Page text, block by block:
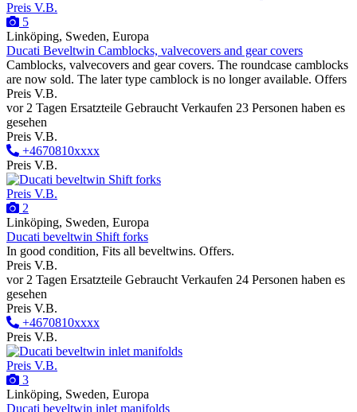
Preis V.B.
5
Linköping, Sweden, Europa
Ducati Beveltwin Camblocks, valvecovers and gear covers
Camblocks, valvecovers and gear covers. The roundcase camblocks
are now sold. The later type camblock is no longer available. Offers
Preis V.B.
vor 2 Tagen Ersatzteile Gebraucht Verkaufen 23 Personen haben es
gesehen
Preis V.B.
+4670810xxxx
Preis V.B.
Preis V.B.
2
Linköping, Sweden, Europa
Ducati beveltwin Shift forks
In good condition, Fits all beveltwins. Offers.
Preis V.B.
vor 2 Tagen Ersatzteile Gebraucht Verkaufen 24 Personen haben es
gesehen
Preis V.B.
+4670810xxxx
Preis V.B.
Preis V.B.
3
Linköping, Sweden, Europa
Ducati beveltwin inlet manifolds